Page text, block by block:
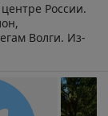
России.
Волги. Из-